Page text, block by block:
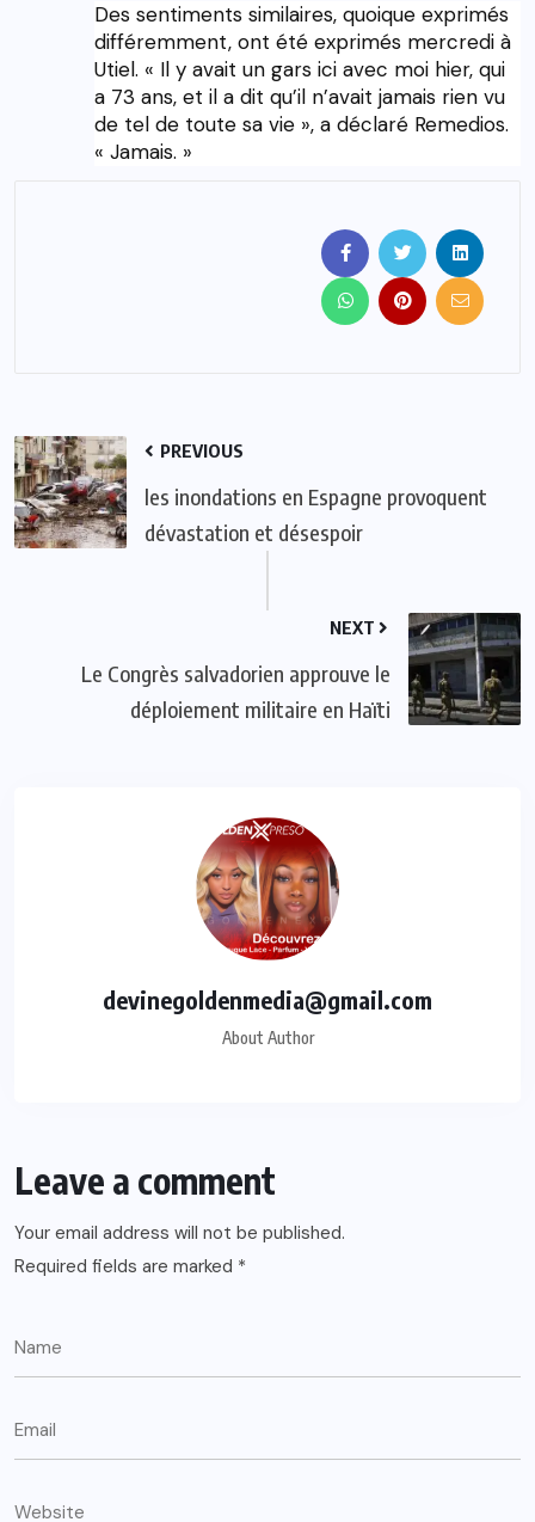
Des sentiments similaires, quoique exprimés
différemment, ont été exprimés mercredi à
Utiel. « Il y avait un gars ici avec moi hier, qui
a 73 ans, et il a dit qu’il n’avait jamais rien vu
de tel de toute sa vie », a déclaré Remedios.
« Jamais. »
PREVIOUS
les inondations en Espagne provoquent
dévastation et désespoir
NEXT
Le Congrès salvadorien approuve le
déploiement militaire en Haïti
devinegoldenmedia@gmail.com
About Author
Leave a comment
Your email address will not be published.
Required fields are marked *